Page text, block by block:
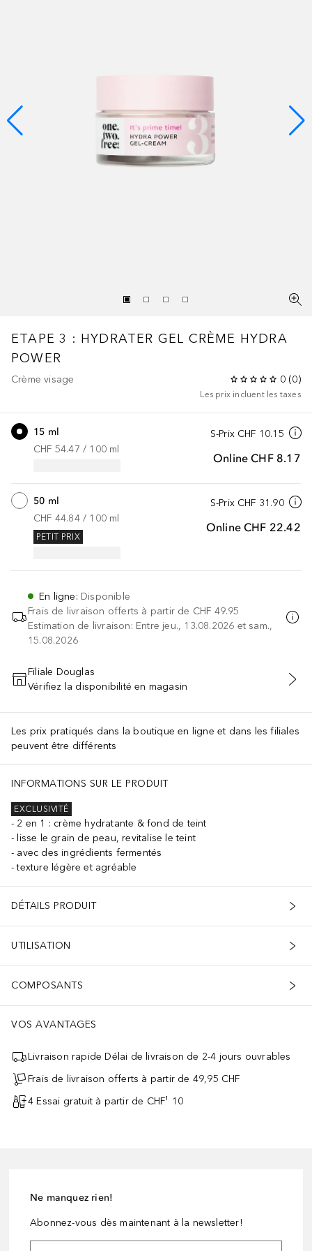
ETAPE 3 : HYDRATER GEL CRÈME HYDRA
POWER
Crème visage 0 (0)
Les prix incluent les taxes
S-Prix CHF 10.15
Online CHF 8.17
15 ml
CHF 54.47 / 100 ml
S-Prix CHF 31.90
Online CHF 22.42
50 ml
CHF 44.84 / 100 ml
PETIT PRIX
En ligne: Disponible
Frais de livraison offerts à partir de CHF 49.95
Estimation de livraison: Entre jeu., 13.08.2026 et sam.,
15.08.2026
AJOUTER AU PANIER
Filiale Douglas
Vérifiez la disponibilité en magasin
Les prix pratiqués dans la boutique en ligne et dans les filiales
peuvent être différents
INFORMATIONS SUR LE PRODUIT
EXCLUSIVITÉ
2 en 1 : crème hydratante & fond de teint
lisse le grain de peau, revitalise le teint
avec des ingrédients fermentés
texture légère et agréable
DÉTAILS PRODUIT
UTILISATION
COMPOSANTS
VOS AVANTAGES
Livraison rapide Délai de livraison de 2-4 jours ouvrables
Frais de livraison offerts à partir de 49,95 CHF
4 Essai gratuit à partir de CHF¹ 10
Ne manquez rien!
Abonnez-vous dès maintenant à la newsletter!